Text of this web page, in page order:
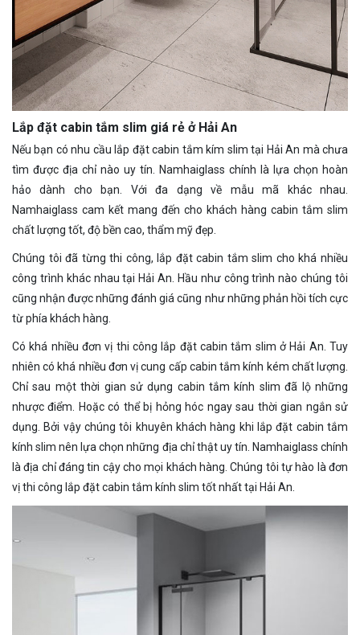
Lắp đặt cabin tắm slim giá rẻ ở Hải An
Nếu bạn có nhu cầu lắp đặt cabin tắm kím slim tại Hải An mà chưa
tìm được địa chỉ nào uy tín. Namhaiglass chính là lựa chọn hoàn
hảo dành cho bạn. Với đa dạng về mẫu mã khác nhau.
Namhaiglass cam kết mang đến cho khách hàng cabin tắm slim
chất lượng tốt, độ bền cao, thẩm mỹ đẹp.
Chúng tôi đã từng thi công, lắp đặt cabin tắm slim cho khá nhiều
công trình khác nhau tại Hải An. Hầu như công trình nào chúng tôi
cũng nhận được những đánh giá cũng như những phản hồi tích cực
từ phía khách hàng.
Có khá nhiều đơn vị thi công lắp đặt cabin tắm slim ở Hải An. Tuy
nhiên có khá nhiều đơn vị cung cấp cabin tắm kính kém chất lượng.
Chỉ sau một thời gian sử dụng cabin tắm kính slim đã lộ những
nhược điểm. Hoặc có thể bị hỏng hóc ngay sau thời gian ngắn sử
dụng. Bởi vậy chúng tôi khuyên khách hàng khi lắp đặt cabin tắm
kính slim nên lựa chọn những địa chỉ thật uy tín. Namhaiglass chính
là địa chỉ đáng tin cậy cho mọi khách hàng. Chúng tôi tự hào là đơn
vị thi công lắp đặt cabin tắm kính slim tốt nhất tại Hải An.